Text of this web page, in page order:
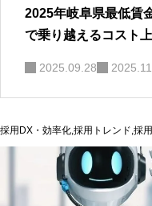
2025年岐阜県最低賃
で乗り越えるコスト
2025.09.28
採用DX・効率化 採用トレンド 採